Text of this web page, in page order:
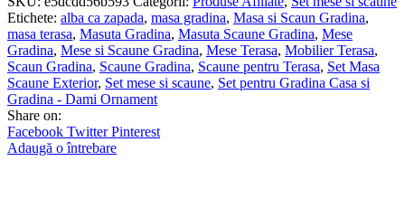
Etichete: alba ca zapada, masa gradina, Masa si Scaun Gradina,
masa terasa, Masuta Gradina, Masuta Scaune Gradina, Mese
Gradina, Mese si Scaune Gradina, Mese Terasa, Mobilier Terasa,
Scaun Gradina, Scaune Gradina, Scaune pentru Terasa, Set Masa
Scaune Exterior, Set mese si scaune, Set pentru Gradina Casa si
Gradina - Dami Ornament
Share on:
Facebook Twitter Pinterest
Adaugă o întrebare